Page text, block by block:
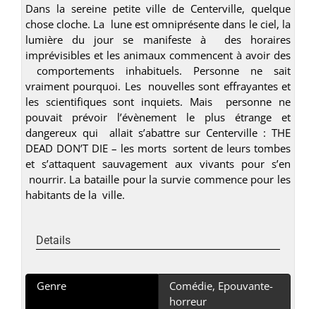
Dans la sereine petite ville de Centerville, quelque
chose cloche. La lune est omniprésente dans le ciel, la
lumière du jour se manifeste à des horaires
imprévisibles et les animaux commencent à avoir des
comportements inhabituels. Personne ne sait
vraiment pourquoi. Les nouvelles sont effrayantes et
les scientifiques sont inquiets. Mais personne ne
pouvait prévoir l’évènement le plus étrange et
dangereux qui allait s’abattre sur Centerville : THE
DEAD DON’T DIE – les morts sortent de leurs tombes
et s’attaquent sauvagement aux vivants pour s’en
nourrir. La bataille pour la survie commence pour les
habitants de la ville.
Details
Genre
Comédie, Epouvante-
horreur